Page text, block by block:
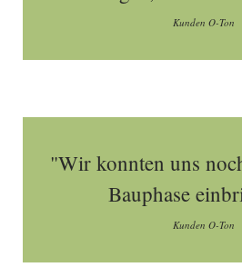
Kunden O-Ton
"Wir konnten uns
Bauphase
Kunden O-Ton